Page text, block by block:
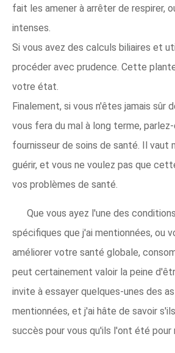
fait les amener à arrêter de respirer,
intenses.
Si vous avez des calculs biliaires et
procéder avec prudence. Cette
votre état.
Finalement, si vous n'êtes jamais sûr
vous fera du mal à long terme,
fournisseur de soins de santé. Il vaut
guérir, et vous ne voulez pas que
vos problèmes de santé.
Que vous ayez l'une des
spécifiques que j'ai mentionnées, ou
améliorer votre santé globale,
peut certainement valoir la peine
invite à essayer quelques-unes des
mentionnées, et j'ai hâte de savoir
succès pour vous qu'ils l'ont été pour